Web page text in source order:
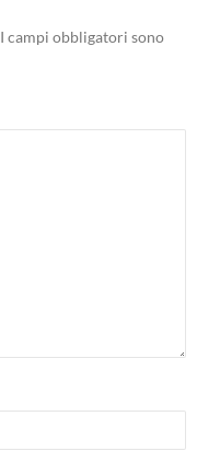
I campi obbligatori sono